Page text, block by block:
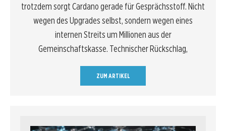
trotzdem sorgt Cardano gerade für Gesprächsstoff. Nicht
wegen des Upgrades selbst, sondern wegen eines
internen Streits um Millionen aus der
Gemeinschaftskasse. Technischer Rückschlag,
ZUM ARTIKEL